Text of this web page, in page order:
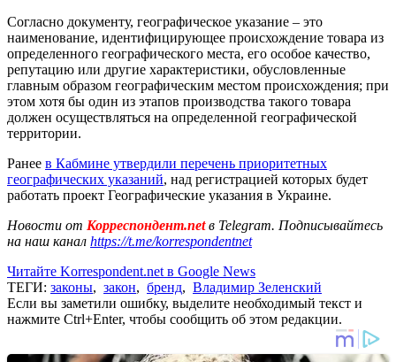
Согласно документу, географическое указание – это
наименование, идентифицирующее происхождение товара из
определенного географического места, его особое качество,
репутацию или другие характеристики, обусловленные
главным образом географическим местом происхождения; при
этом хотя бы один из этапов производства такого товара
должен осуществляться на определенной географической
территории.
Ранее в Кабмине утвердили перечень приоритетных
географических указаний, над регистрацией которых будет
работать проект Географические указания в Украине.
Новости от Корреспондент.netв Telegram. Подписывайтесь
на наш канал https://t.me/korrespondentnet
Читайте Korrespondent.net в Google News
ТЕГИ: законы, закон, бренд, Владимир Зеленский
Если вы заметили ошибку, выделите необходимый текст и
нажмите Ctrl+Enter, чтобы сообщить об этом редакции.